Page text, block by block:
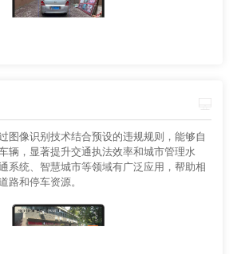
图像识别技术结合预设的违规规则，能够自
辆，显著提升交通执法效率和城市管理水
系统、智慧城市等领域有广泛应用，帮助相
路和停车资源。